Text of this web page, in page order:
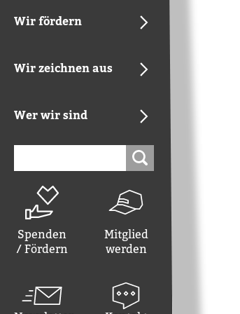
Wir fördern
Wir zeichnen aus
Wer wir sind
Spenden
/ Fördern
Mitglied
werden